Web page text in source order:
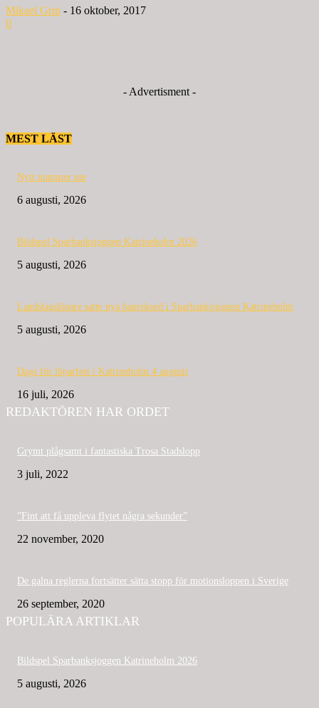
Mikael Grip - 16 oktober, 2017
0
- Advertisment -
MEST LÄST
Nytt nummer ute
6 augusti, 2026
Bildspel Sparbanksjoggen Katrineholm 2026
5 augusti, 2026
Landslagslöpare satte nya banrekord i Sparbanksjoggen Katrineholm
5 augusti, 2026
Dags för löparfest i Katrineholm 4 augusti
16 juli, 2026
REDAKTÖREN HAR ORDET
Grymt plågsamt i fantastiska Trosa Stadslopp
3 juli, 2022
”Fint att få uppleva flytet några sekunder”
22 november, 2020
De galna reglerna fortsätter sätta stopp för motionsloppen i Sverige
26 september, 2020
POPULÄRA ARTIKLAR
Bildspel Sparbanksjoggen Katrineholm 2026
5 augusti, 2026